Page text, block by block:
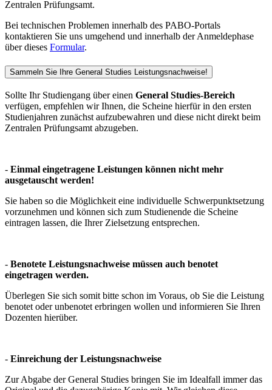
Zentralen Prüfungsamt.
Bei technischen Problemen innerhalb des PABO-Portals
kontaktieren Sie uns umgehend und innerhalb der Anmeldephase
über dieses Formular.
Sammeln Sie Ihre General Studies Leistungsnachweise!
Sollte Ihr Studiengang über einen General Studies-Bereich
verfügen, empfehlen wir Ihnen, die Scheine hierfür in den ersten
Studienjahren zunächst aufzubewahren und diese nicht direkt beim
Zentralen Prüfungsamt abzugeben.
- Einmal eingetragene Leistungen können nicht mehr
ausgetauscht werden!
Sie haben so die Möglichkeit eine individuelle Schwerpunktsetzung
vorzunehmen und können sich zum Studienende die Scheine
eintragen lassen, die Ihrer Zielsetzung entsprechen.
- Benotete Leistungsnachweise müssen auch benotet
eingetragen werden.
Überlegen Sie sich somit bitte schon im Voraus, ob Sie die Leistung
benotet oder unbenotet erbringen wollen und informieren Sie Ihren
Dozenten hierüber.
- Einreichung der Leistungsnachweise
Zur Abgabe der General Studies bringen Sie im Idealfall immer das